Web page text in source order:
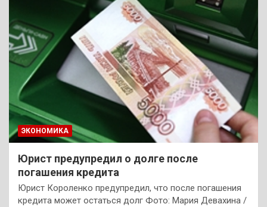
ЭКОНОМИКА
Юрист предупредил о долге после
погашения кредита
Юрист Короленко предупредил, что после погашения
кредита может остаться долг Фото: Мария Девахина /